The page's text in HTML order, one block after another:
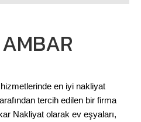
en iyi nakliyat
tercih edilen bir firma
Nakliyat olarak ev eşyaları,